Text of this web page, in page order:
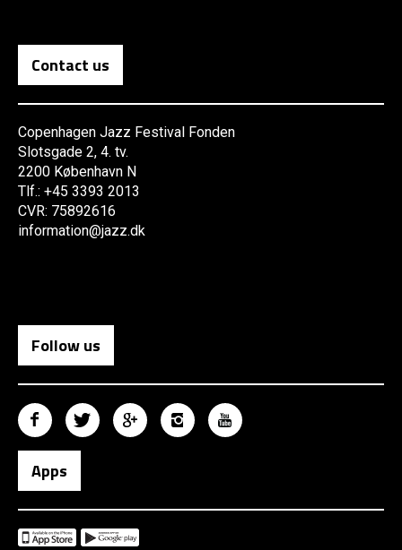
Contact us
Copenhagen Jazz Festival Fonden
Slotsgade 2, 4. tv.
2200 København N
Tlf.: +45 3393 2013
CVR: 75892616
information@jazz.dk
Follow us
Apps